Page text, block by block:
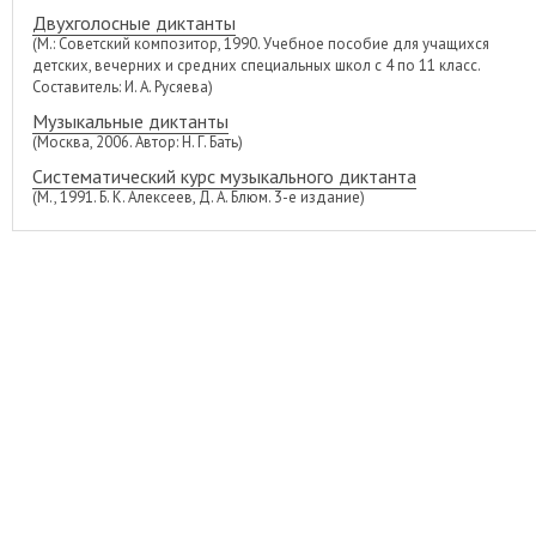
Двухголосные диктанты
(М.: Советский композитор, 1990. Учебное пособие для учащихся
детских, вечерних и средних специальных школ с 4 по 11 класс.
Составитель: И. А. Русяева)
Музыкальные диктанты
(Москва, 2006. Автор: Н. Г. Бать)
Систематический курс музыкального диктанта
(М., 1991. Б. К. Алексеев, Д. А. Блюм. 3-е издание)